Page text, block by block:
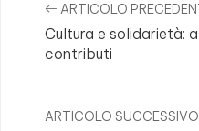
ARTICOLO
Cultura e solidarietà:
contributi
ARTICOLO SUCCESSIVO